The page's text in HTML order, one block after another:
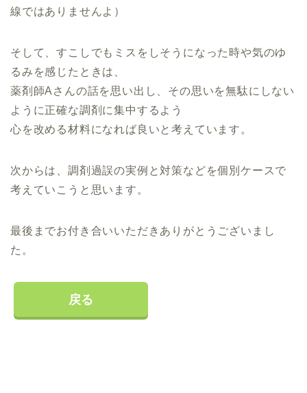
線ではありませんよ）
そして、すこしでもミスをしそうになった時や気のゆ
るみを感じたときは、
薬剤師Aさんの話を思い出し、その思いを無駄にしない
ように正確な調剤に集中するよう
心を改める材料になれば良いと考えています。
次からは、調剤過誤の実例と対策などを個別ケースで
考えていこうと思います。
最後までお付き合いいただきありがとうございまし
た。
戻る